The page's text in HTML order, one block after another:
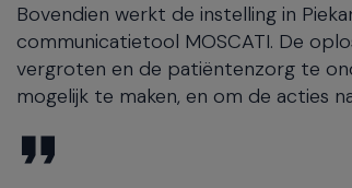
Bovendien werkt de instelling in
communicatietool MOSCATI. De
vergroten en de patiëntenzorg te
mogelijk te maken, en om de acties